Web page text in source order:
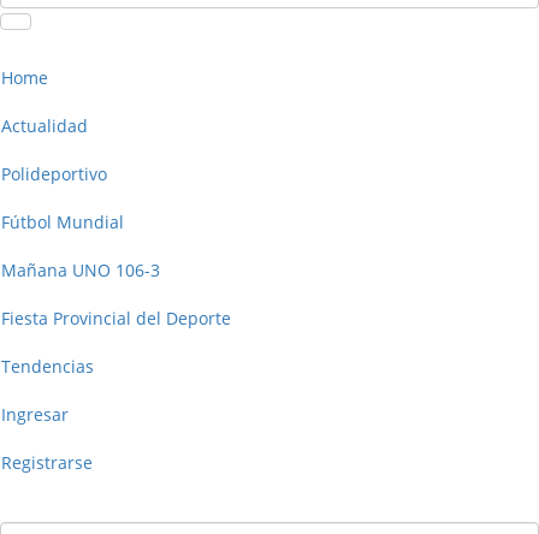
Home
Actualidad
Polideportivo
Fútbol Mundial
Mañana UNO 106-3
Fiesta Provincial del Deporte
Tendencias
Ingresar
Registrarse